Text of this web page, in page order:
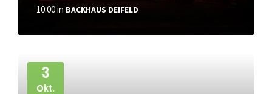
10:00in BACKHAUS DEIFELD
3
Okt.